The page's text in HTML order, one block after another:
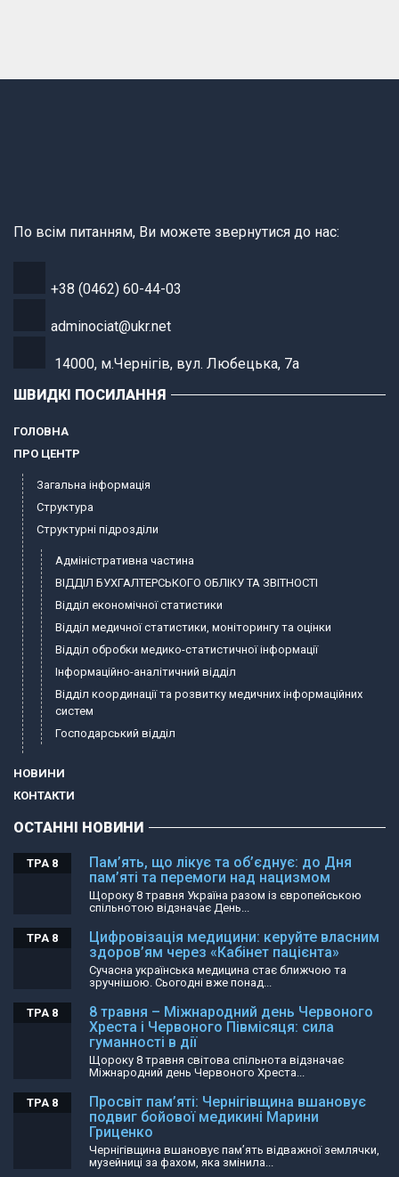
По всім питанням, Ви можете звернутися до нас:
+38 (0462) 60-44-03
adminociat@ukr.net
14000, м.Чернігів, вул. Любецька, 7а
ШВИДКІ ПОСИЛАННЯ
ГОЛОВНА
ПРО ЦЕНТР
Загальна інформація
Структура
Структурні підрозділи
Адміністративна частина
ВІДДІЛ БУХГАЛТЕРСЬКОГО ОБЛІКУ ТА ЗВІТНОСТІ
Відділ економічної статистики
Відділ медичної статистики, моніторингу та оцінки
Відділ обробки медико-статистичної інформації
Інформаційно-аналітичний відділ
Відділ координації та розвитку медичних інформаційних
систем
Господарський відділ
НОВИНИ
КОНТАКТИ
ОСТАННІ НОВИНИ
Пам’ять, що лікує та об’єднує: до Дня
пам’яті та перемоги над нацизмом
ТРА 8
Щороку 8 травня Україна разом із європейською
спільнотою відзначає День...
Цифровізація медицини: керуйте власним
здоров’ям через «Кабінет пацієнта»
ТРА 8
Сучасна українська медицина стає ближчою та
зручнішою. Сьогодні вже понад...
8 травня – Міжнародний день Червоного
Хреста і Червоного Півмісяця: сила
гуманності в дії
ТРА 8
Щороку 8 травня світова спільнота відзначає
Міжнародний день Червоного Хреста...
Просвіт пам’яті: Чернігівщина вшановує
подвиг бойової медикині Марини
Гриценко
ТРА 8
Чернігівщина вшановує пам’ять відважної землячки,
музейниці за фахом, яка змінила...